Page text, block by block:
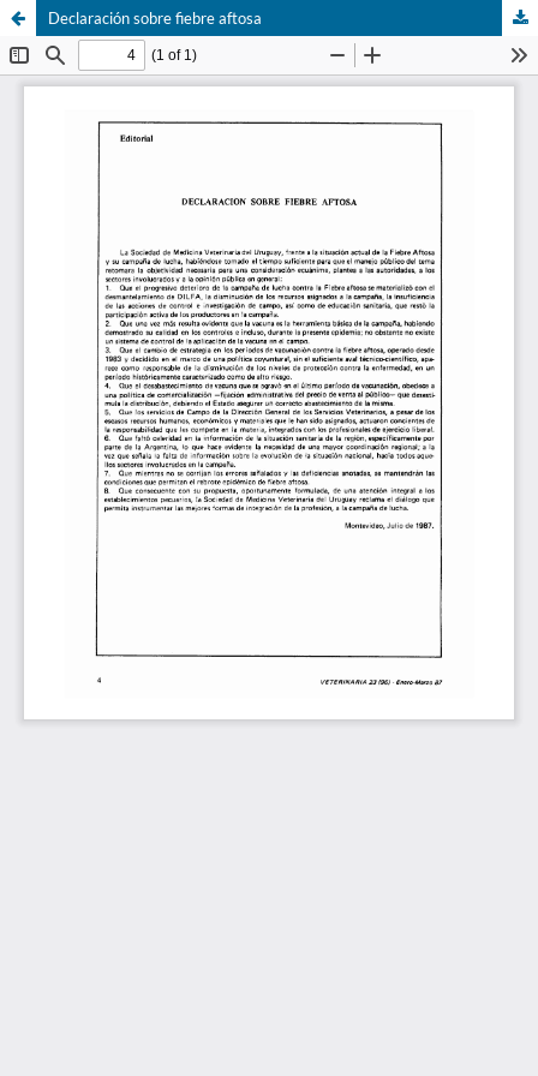
Declaración sobre fiebre aftosa